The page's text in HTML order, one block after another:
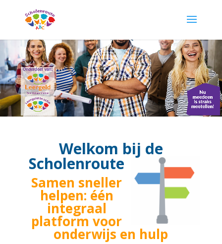
Welkom bij de
Scholenroute
Samen sneller
helpen: één
integraal
platform voor
onderwijs en hulp